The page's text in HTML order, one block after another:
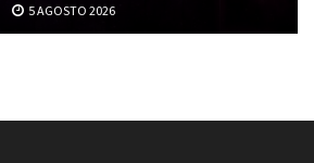
5 AGOSTO 2026